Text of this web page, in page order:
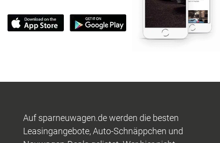
Auf sparneuwagen.de werden die besten
Leasingangebote, Auto-Schnäppchen und